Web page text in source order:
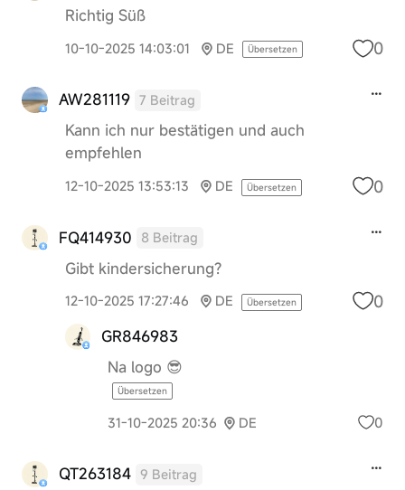
Richtig Süß
10-10-2025 14:03:01 DE Übersetzen 0
AW281119 7 Beitrag
Kann ich nur bestätigen und auch
empfehlen
12-10-2025 13:53:13 DE Übersetzen 0
FQ414930 8 Beitrag
Gibt kindersicherung?
12-10-2025 17:27:46 DE Übersetzen 0
GR846983
Na logo 😎
Übersetzen
31-10-2025 20:36 DE 0
QT263184 9 Beitrag